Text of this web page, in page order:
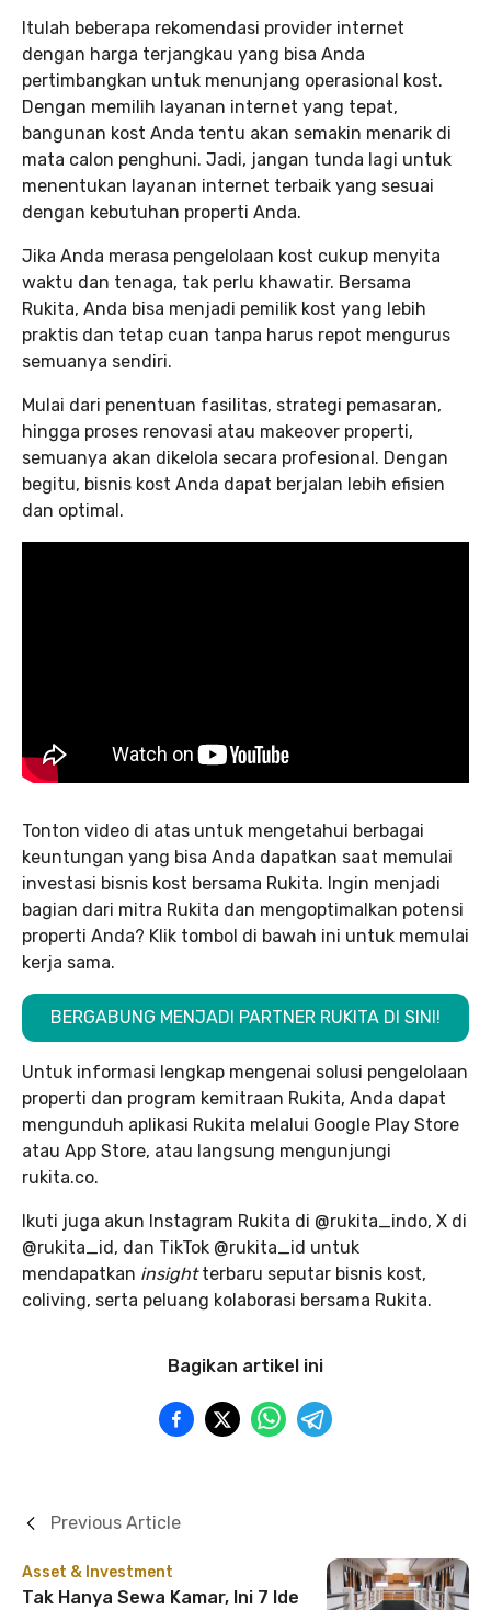
Itulah beberapa rekomendasi provider internet
dengan harga terjangkau yang bisa Anda
pertimbangkan untuk menunjang operasional kost.
Dengan memilih layanan internet yang tepat,
bangunan kost Anda tentu akan semakin menarik di
mata calon penghuni. Jadi, jangan tunda lagi untuk
menentukan layanan internet terbaik yang sesuai
dengan kebutuhan properti Anda.
Jika Anda merasa pengelolaan kost cukup menyita
waktu dan tenaga, tak perlu khawatir. Bersama
Rukita, Anda bisa menjadi pemilik kost yang lebih
praktis dan tetap cuan tanpa harus repot mengurus
semuanya sendiri.
Mulai dari penentuan fasilitas, strategi pemasaran,
hingga proses renovasi atau makeover properti,
semuanya akan dikelola secara profesional. Dengan
begitu, bisnis kost Anda dapat berjalan lebih efisien
dan optimal.
Tonton video di atas untuk mengetahui berbagai
keuntungan yang bisa Anda dapatkan saat memulai
investasi bisnis kost bersama Rukita. Ingin menjadi
bagian dari mitra Rukita dan mengoptimalkan potensi
properti Anda? Klik tombol di bawah ini untuk memulai
kerja sama.
BERGABUNG MENJADI PARTNER RUKITA DI SINI!
Untuk informasi lengkap mengenai solusi pengelolaan
properti dan program kemitraan Rukita, Anda dapat
mengunduh aplikasi Rukita melalui Google Play Store
atau App Store, atau langsung mengunjungi
rukita.co.
Ikuti juga akun Instagram Rukita di @rukita_indo, X di
@rukita_id, dan TikTok @rukita_id untuk
mendapatkan insightterbaru seputar bisnis kost,
coliving, serta peluang kolaborasi bersama Rukita.
Bagikan artikel ini
Asset & Investment
Tak Hanya Sewa Kamar, Ini 7 Ide
Previous Article